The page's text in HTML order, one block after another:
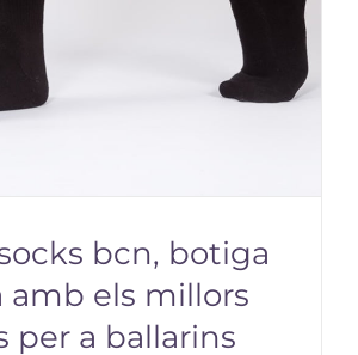
bcn, botiga
amb els millors
per a ballarins